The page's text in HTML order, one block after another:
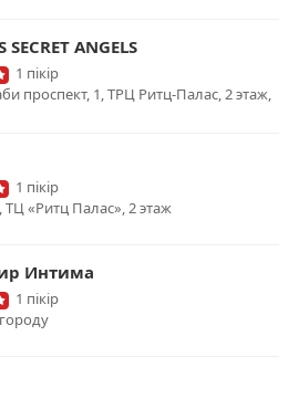
ANGELS
1 пікір
проспект, 1, ТРЦ Ритц-Палас, 2 этаж,
1 пікір
«Ритц Палас», 2 этаж
Интима
1 пікір